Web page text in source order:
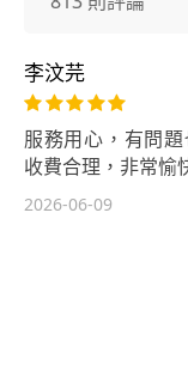
李汶芫
服務用心，有問
收費合理，非常愉
2026-06-09